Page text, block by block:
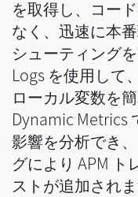
を取得し、コー
なく、迅速に本
シューティング
Logs を使用して
ローカル変数を
Dynamic Metrics
影響を分析でき
グにより APM
ストが追加されま